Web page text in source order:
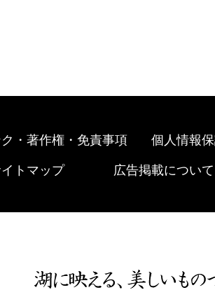
ク・著作権・免責事項 個人情報
トマップ 広告掲載について